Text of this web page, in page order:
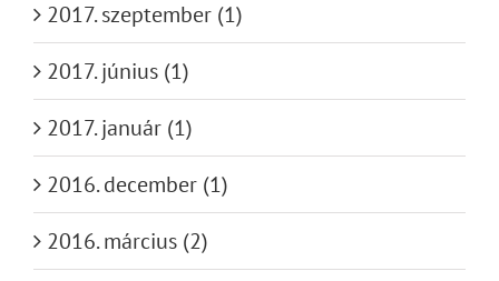
2017. szeptember (1)
2017. június (1)
2017. január (1)
2016. december (1)
2016. március (2)